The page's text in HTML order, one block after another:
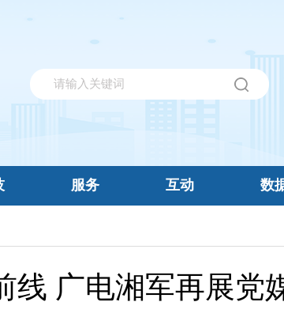
服务 互动 数
线 广电湘军再展党